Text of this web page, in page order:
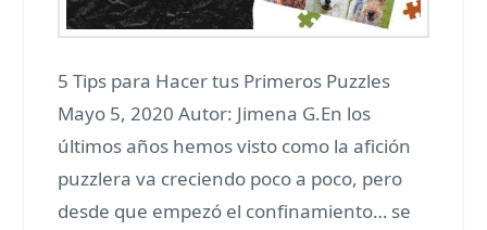
5 Tips para Hacer tus Primeros Puzzles
Mayo 5, 2020 Autor: Jimena G.En los
últimos años hemos visto como la afición
puzzlera va creciendo poco a poco, pero
desde que empezó el confinamiento… se